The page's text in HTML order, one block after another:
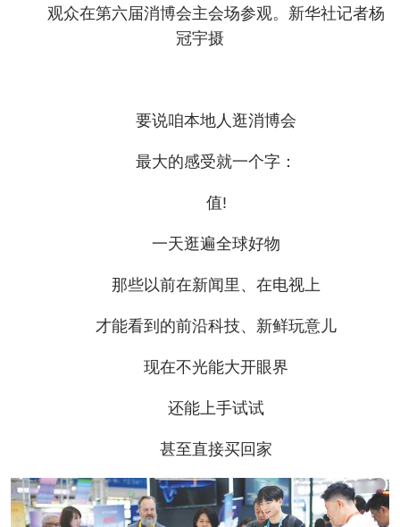
观众在第六届消博会主会场参观。新华社记者杨
冠宇摄
要说咱本地人逛消博会
最大的感受就一个字：
值!
一天逛遍全球好物
那些以前在新闻里、在电视上
才能看到的前沿科技、新鲜玩意儿
现在不光能大开眼界
还能上手试试
甚至直接买回家